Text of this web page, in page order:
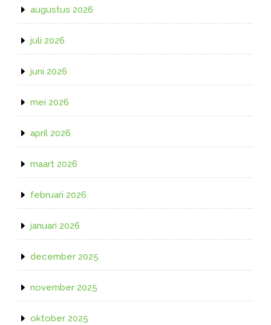
augustus 2026
juli 2026
juni 2026
mei 2026
april 2026
maart 2026
februari 2026
januari 2026
december 2025
november 2025
oktober 2025